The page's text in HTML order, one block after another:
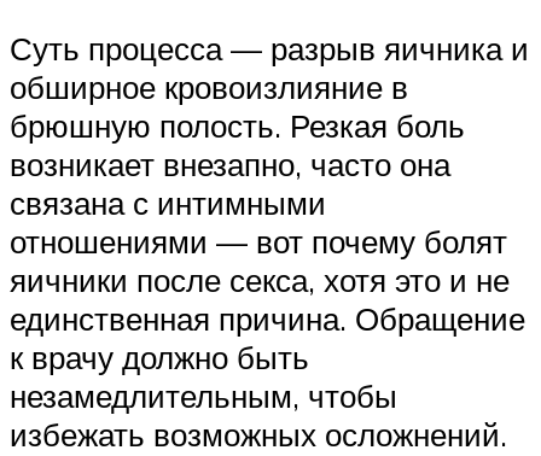
Суть процесса — разрыв яичника и
обширное кровоизлияние в
брюшную полость. Резкая боль
возникает внезапно, часто она
связана с интимными
отношениями — вот почему болят
яичники после секса, хотя это и не
единственная причина. Обращение
к врачу должно быть
незамедлительным, чтобы
избежать возможных осложнений.